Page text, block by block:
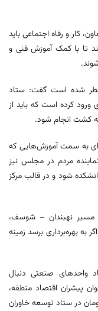
کار و رفاه اجتماعی باید
تا با کمک آموزش فنی و
شده است گفت: ستاد
کرده است که باید از
کشت انجام شود.
به سمت آموزش‌هایی که
مردم در مجلس نیز
شود و در قالب مرکز
نهبندان – شوسف،
بهره‌برداری برسد زمینه
واحدهای صنعتی دنبال
عنوان پیشران اقتصاد منطقه،
بیش از ۱۰۰ میلیارد تومان در ستاد توسعه خاوران